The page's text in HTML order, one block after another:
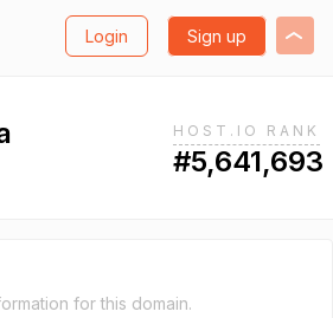
Login Sign up
HOST.IO RANK
#5,641,693
for this domain.